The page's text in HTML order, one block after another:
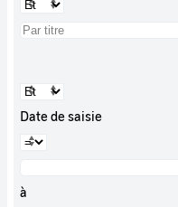
Date de saisie
à